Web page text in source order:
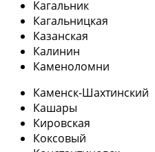
Кагальник
Кагальницкая
Казанская
Калинин
Каменоломни
Каменск-Шахтинский
Кашары
Кировская
Коксовый